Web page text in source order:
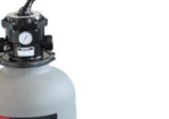
az algák és más
melyek nem csak a látványt
egészségére is veszélyesek
finom szennyeződéseket
amelyek így fennakadnak a